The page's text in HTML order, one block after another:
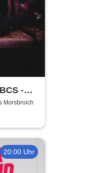
-
Morsbroich
20:00 Uhr